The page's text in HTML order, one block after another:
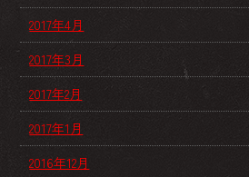
2017年4月
2017年3月
2017年2月
2017年1月
2016年12月